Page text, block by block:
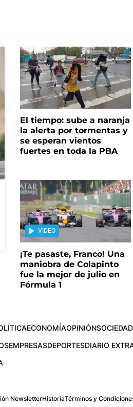
El tiempo: sube a naranja
la alerta por tormentas y
se esperan vientos
fuertes en toda la PBA
VIDEO
¡Te pasaste, Franco! Una
maniobra de Colapinto
fue la mejor de julio en
Fórmula 1
ECONOMÍAOPINIÓNSOCIEDAD
EMPRESASDEPORTESDIARIO
NewsletterHistoriaTérminos y